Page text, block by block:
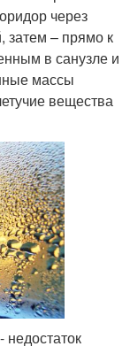
через
– прямо к
в санузле и
массы
вещества
недостаток